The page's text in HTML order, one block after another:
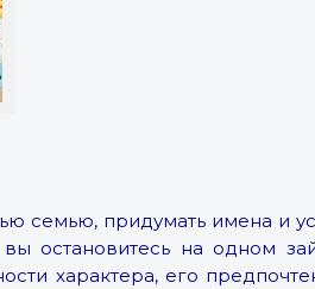
семью, придумать имена и
остановитесь на одном
характера, его